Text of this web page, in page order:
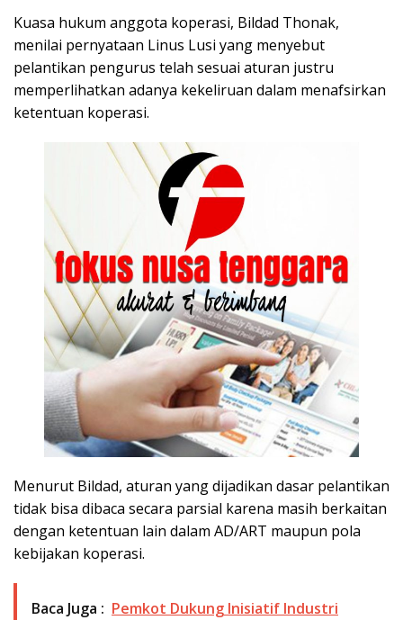
Kuasa hukum anggota koperasi, Bildad Thonak,
menilai pernyataan Linus Lusi yang menyebut
pelantikan pengurus telah sesuai aturan justru
memperlihatkan adanya kekeliruan dalam menafsirkan
ketentuan koperasi.
Menurut Bildad, aturan yang dijadikan dasar pelantikan
tidak bisa dibaca secara parsial karena masih berkaitan
dengan ketentuan lain dalam AD/ART maupun pola
kebijakan koperasi.
Baca Juga : Pemkot Dukung Inisiatif Industri